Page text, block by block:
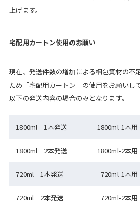
上げます。
宅配用カートン使用のお願い
現在、発送件数の増加による梱包資材の不
ため「宅配用カートン」の使用をお願いし
以下の発送内容の場合のみとなります。
1800ml 1本発送 1800ml-1本
1800ml 2本発送 1800ml-2本
720ml 1本発送 720ml-1本
720ml 2本発送 720ml-2本